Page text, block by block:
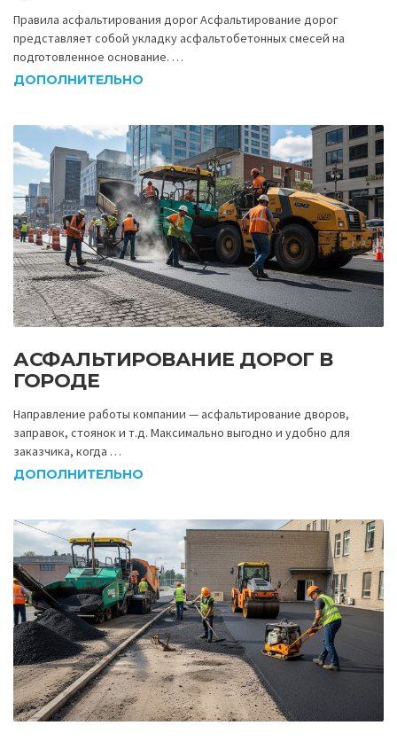
Правила асфальтирования дорог Асфальтирование дорог
представляет собой укладку асфальтобетонных смесей на
подготовленное основание. …
ДОПОЛНИТЕЛЬНО
АСФАЛЬТИРОВАНИЕ ДОРОГ В
ГОРОДЕ
Направление работы компании — асфальтирование дворов,
заправок, стоянок и т.д. Максимально выгодно и удобно для
заказчика, когда …
ДОПОЛНИТЕЛЬНО